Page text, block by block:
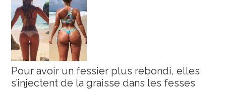
Pour avoir un fessier plus rebondi, elles
s’injectent de la graisse dans les fesses